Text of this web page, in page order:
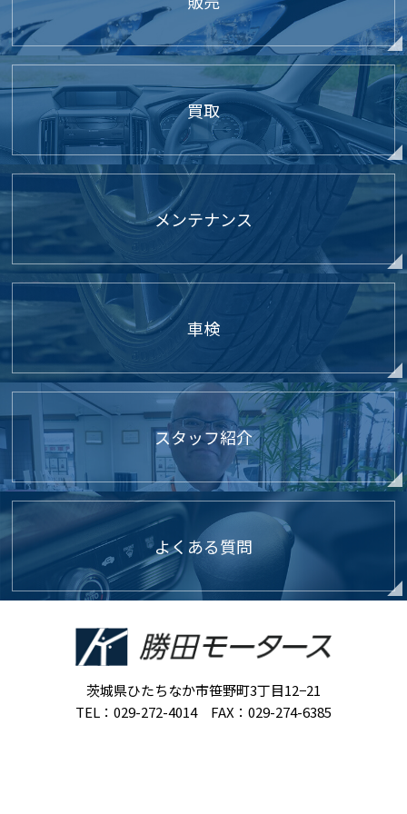
買取
メンテナンス
車検
スタッフ紹介
よくある質問
茨城県ひたちなか市笹野町3丁目12−21
TEL：029-272-4014 FAX：029-274-6385